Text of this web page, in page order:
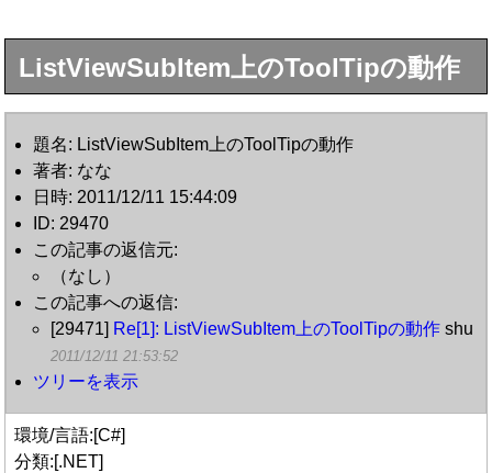
ListViewSubItem上のToolTipの動作
題名: ListViewSubItem上のToolTipの動作
著者: なな
日時: 2011/12/11 15:44:09
ID: 29470
この記事の返信元:
（なし）
この記事への返信:
[29471] Re[1]: ListViewSubItem上のToolTipの動作 shu
2011/12/11 21:53:52
ツリーを表示
環境/言語:[C#]
分類:[.NET]